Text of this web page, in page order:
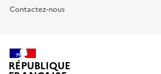
Contactez-nous
RÉPUBLIQUE